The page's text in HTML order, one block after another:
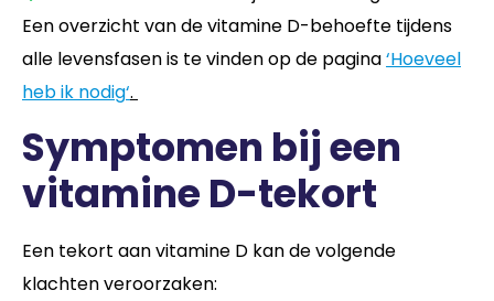
Een overzicht van de vitamine D-behoefte tijdens
alle levensfasen is te vinden op de pagina‘Hoeveel
heb ik nodig‘.
Symptomen bij een
vitamine D-tekort
Een tekort aan vitamine D kan de volgende
klachten veroorzaken: